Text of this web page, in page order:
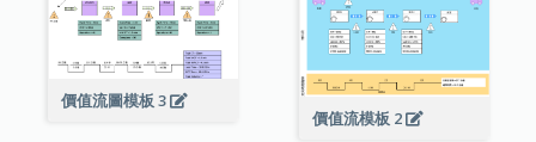
價值流圖模板 3
價值流模板 2